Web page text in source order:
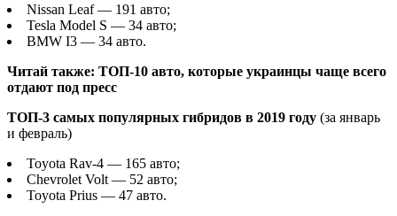
Nissan Leaf — 191 авто;
Tesla Model S — 34 авто;
BMW I3 — 34 авто.
Читай также: ТОП-10 авто, которые украинцы чаще всего
отдают под пресс
ТОП-3 самых популярных гибридов в 2019 году (за январь
и февраль)
Toyota Rav-4 — 165 авто;
Chevrolet Volt — 52 авто;
Toyota Prius — 47 авто.